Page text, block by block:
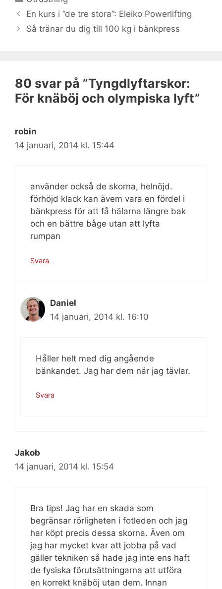
En kurs i ”de tre stora”: Eleiko Powerlifting
Så tränar du dig till 100 kg i bänkpress
80 svar på ”Tyngdlyftarskor:
För knäböj och olympiska lyft”
robin
14 januari, 2014 kl. 15:44
använder också de skorna, helnöjd.
förhöjd klack kan ävem vara en fördel i
bänkpress för att få hälarna längre bak
och en bättre båge utan att lyfta
rumpan
Svara
Daniel
14 januari, 2014 kl. 16:10
Håller helt med dig angående
bänkandet. Jag har dem när jag tävlar.
Svara
Jakob
14 januari, 2014 kl. 15:54
Bra tips! Jag har en skada som
begränsar rörligheten i fotleden och jag
har köpt precis dessa skorna. Även om
jag har mycket kvar att jobba på vad
gäller tekniken så hade jag inte ens haft
de fysiska förutsättningarna att utföra
en korrekt knäböj utan dem. Innan